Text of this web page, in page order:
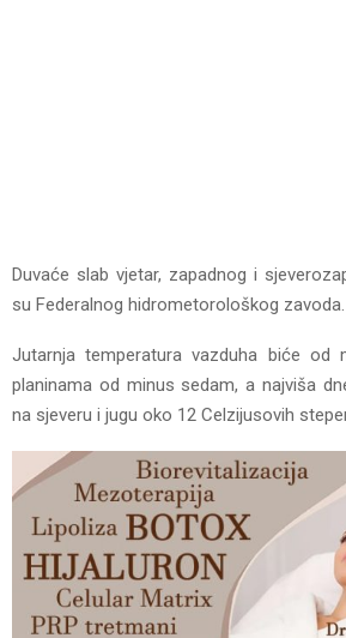
Duvaće slab vjetar, zapadnog i
su Federalnog hidrometorološkog zavoda.
Jutarnja temperatura vazduha biće
planinama od minus sedam, a najviša
na sjeveru i jugu oko 12 Celzijusovih